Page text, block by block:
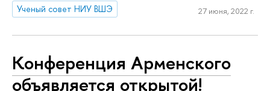
Ученый совет НИУ ВШЭ
27 июня, 2022 г.
Конференция Арменского
объявляется открытой!